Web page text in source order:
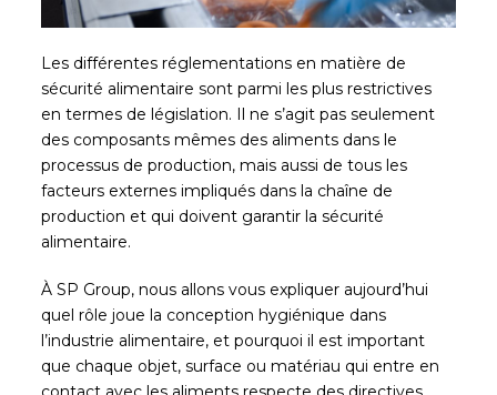
Les différentes réglementations en matière de
sécurité alimentaire sont parmi les plus restrictives
en termes de législation. Il ne s’agit pas seulement
des composants mêmes des aliments dans le
processus de production, mais aussi de tous les
facteurs externes impliqués dans la chaîne de
production et qui doivent garantir la sécurité
alimentaire.
À SP Group, nous allons vous expliquer aujourd’hui
quel rôle joue la conception hygiénique dans
l’industrie alimentaire, et pourquoi il est important
que chaque objet, surface ou matériau qui entre en